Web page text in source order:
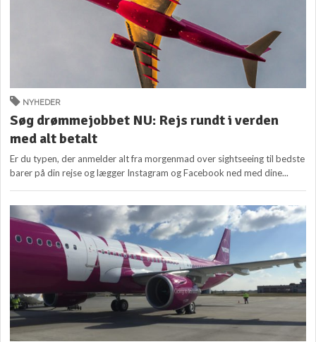
NYHEDER
Søg drømmejobbet NU: Rejs rundt i verden
med alt betalt
Er du typen, der anmelder alt fra morgenmad over sightseeing til bedste
barer på din rejse og lægger Instagram og Facebook ned med dine...